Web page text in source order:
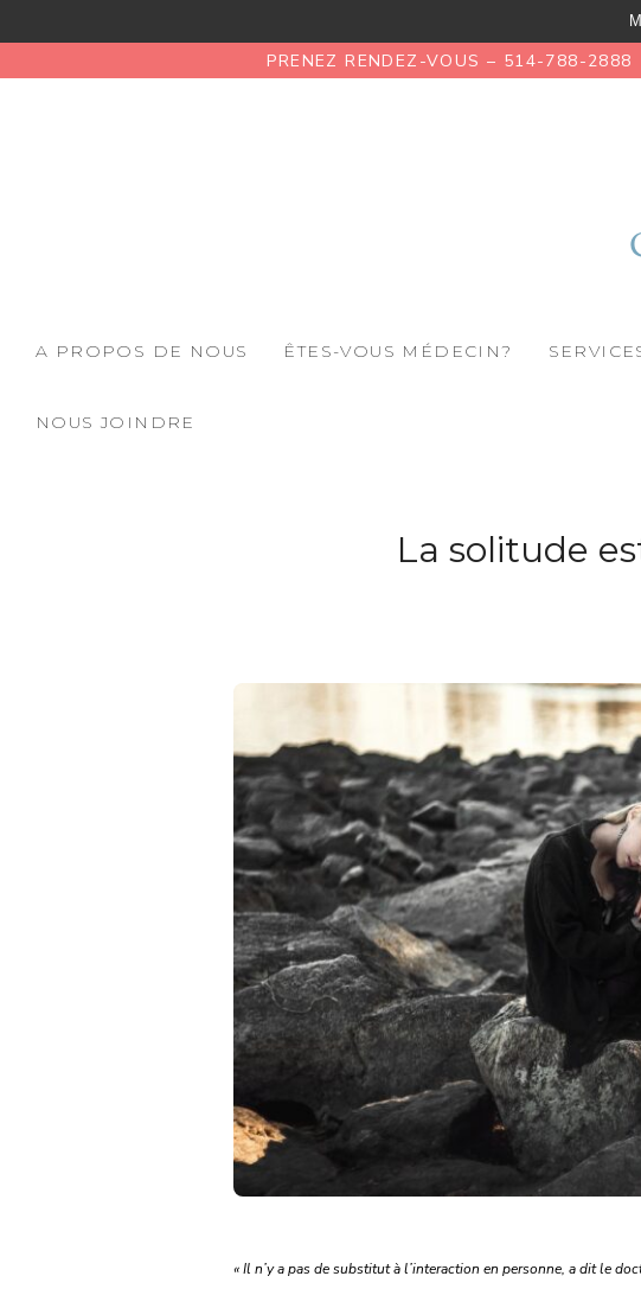
PRENEZ RENDEZ-VOUS – 514-788-2888
A PROPOS DE NOUS ÊTES-VOUS MÉDECIN?
NOUS JOINDRE
La solitude
« Il n’y a pas de substitut à l’interaction en personne, a dit le